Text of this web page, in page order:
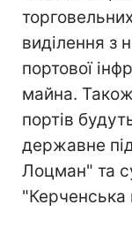
виділення з
портової
майна.
портів
державне
Лоцман" та